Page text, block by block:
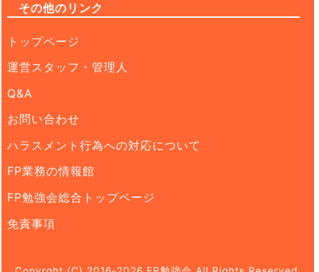
その他のリンク
トップページ
運営スタッフ・管理人
Q&A
お問い合わせ
ハラスメント行為への対応について
FP業務の情報館
FP勉強会総合トップページ
免責事項